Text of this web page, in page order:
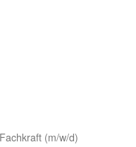
(m/w/d)